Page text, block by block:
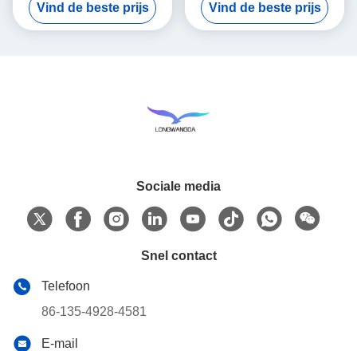
het Vochtigheidsruilmiddel
Vind de beste prijs
Vochtigheidsuitwisseling
Vind de beste prijs
Sociale media
Snel contact
Telefoon
86-135-4928-4581
E-mail